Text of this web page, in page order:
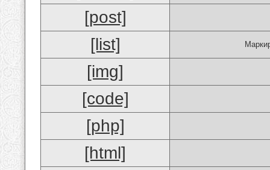
[post]
[list]
[img]
[code]
[php]
[html]